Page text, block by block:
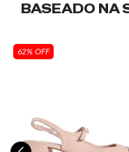
BASEADO NA
62% OFF